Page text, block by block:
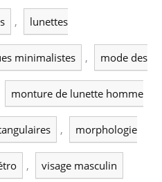
, lunettes
minimalistes , mode des
monture de lunette homme
, morphologie
, visage masculin